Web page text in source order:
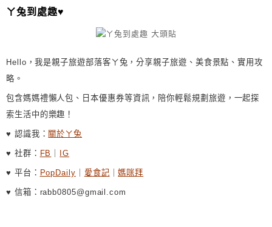
V
ㄚ兔到處趣♥
Hello，我是親子旅遊部落客ㄚ兔，分享親子旅遊、美食景點、實用攻
略。
包含媽媽禮懶人包、日本優惠券等資訊，陪你輕鬆規劃旅遊，一起探
索生活中的樂趣！
♥ 認識我： 關於ㄚ兔
♥ 社群： FB IG
♥ 平台： PopDaily 愛食記 ｜媽咪拜
♥ 信箱：rabb0805@gmail.com